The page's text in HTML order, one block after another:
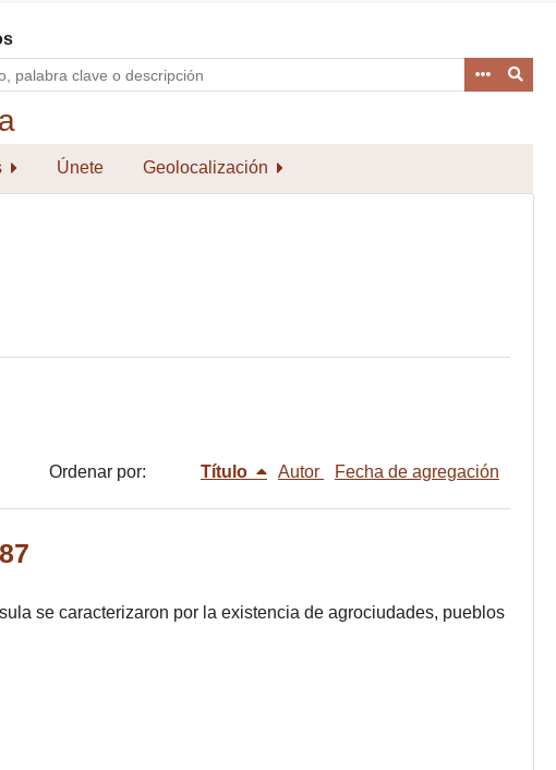
Únete Geolocalización
Ordenar por: Título Autor Fecha de agregación
se caracterizaron por la existencia de agrociudades, pueblos